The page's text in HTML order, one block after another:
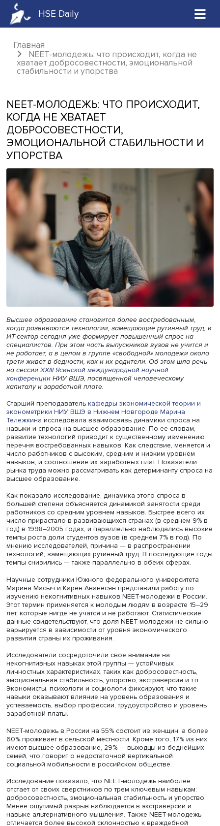
HSE Daily
Главная
NEET-молодежь: что происходит, когда
хватает добросовестности,
NEET-МОЛОДЕЖЬ: ЧТО
КОГДА НЕ ХВАТАЕТ
ДОБРОСОВЕСТНОСТИ,
ЭМОЦИОНАЛЬНОЙ
УПОРСТВА
Высшее образование становится более
когда развиваются технологии, замещающие рутинный
ИТ-сектор сегодня уже формирует повышенный спрос
не работает, а в целом в группе «свободной» молодежи
трети живет в бедности, как и их родители. Об этом
на сессииXXIII Ясинской международной научной
конференцииНИУ ВШЭ, посвященной человеческому
капиталу и заработной плате.
Старший преподавателькафедры экономической
эконометрики НИУ ВШЭ в Нижнем Новгороде Марина
Тележкинаисследовала взаимосвязь динамики
навыки и спроса на высшее образование. По ее
развитие технологий приводит к существенному
перечня востребованных навыков. Как следствие,
число работников с высоким, средним и низким
навыков, и соотношение их заработных плат.
рынка труда можно рассматривать как детерминанту
высшее образование.
большей степени объясняется динамикой занятости
работников со средним уровнем навыков. Быстрее
число прирастало в развивающихся странах (в
год) в 1998–2005 годах, и параллельно наблюдались
темпы роста доли студентов вузов (в среднем 7% в
мнению исследователей, причина — в распространении
технологий, замещающих рутинный труд. В
Научные сотрудники Южного федерального
Марина Масыч и Карен Аванесян представили работу
изучению некогнитивных навыков NEET-молодежи в
Этот термин применяется к молодым людям в возрасте
лет, которые нигде не учатся и не работают.
данные свидетельствуют, что доля NEET-молодежи не
развития страны их проживания.
Исследователи сосредоточили свое внимание на
некогнитивных навыках этой группы — устойчивых
эмоциональная стабильность, упорство, экстраверсия и
Экономисты, психологи и социологи фиксируют, что
навыки оказывают влияние на уровень образования и
успеваемость, выбор профессии, трудоустройство и
заработной платы.